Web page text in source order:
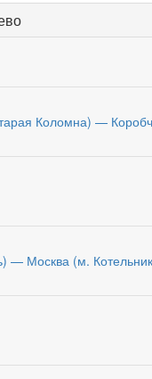
Коломна) —
— Москва (м.